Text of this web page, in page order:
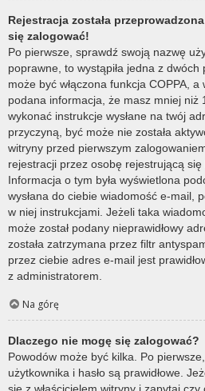
Rejestracja została
się zalogować!
Po pierwsze, sprawdź swoją nazwę
poprawne, to wystąpiła jedna z
może być włączona funkcja COPPA,
podana informacja, że masz mniej niż
wykonać instrukcje wysłane na twój
przyczyną, być może nie została
witryny przed pierwszym
rejestracji przez osobę rejestrującą
Informacja o tym była wyświetlona
wysłana do ciebie wiadomość e-mail,
w niej instrukcjami. Jeżeli taka
może został podany nieprawidłowy
została zatrzymana przez filtr
przez ciebie adres e-mail jest
z administratorem.
Na górę
Dlaczego nie mogę się zalogować?
Powodów może być kilka. Po
użytkownika i hasło są prawidłowe.